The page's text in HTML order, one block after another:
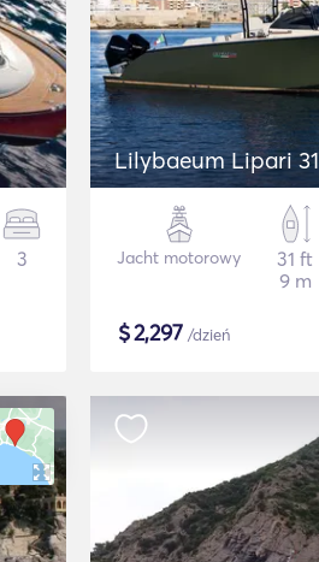
3
Lilybaeum Lipari 31
Jacht motorowy
31 ft
9 m
$2,297 /dzień